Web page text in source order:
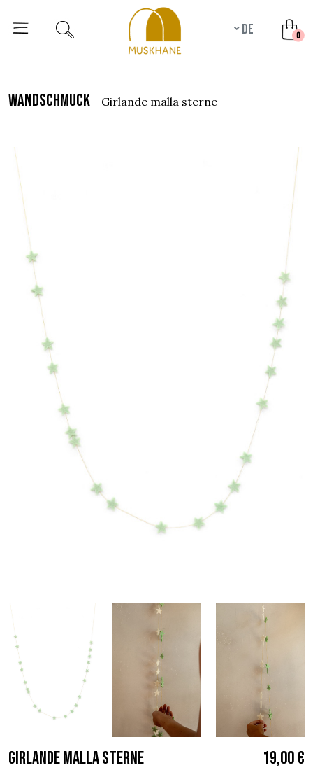
de 0
wandschmuck girlande malla sterne
GIRLANDE MALLA STERNE 19,00 €